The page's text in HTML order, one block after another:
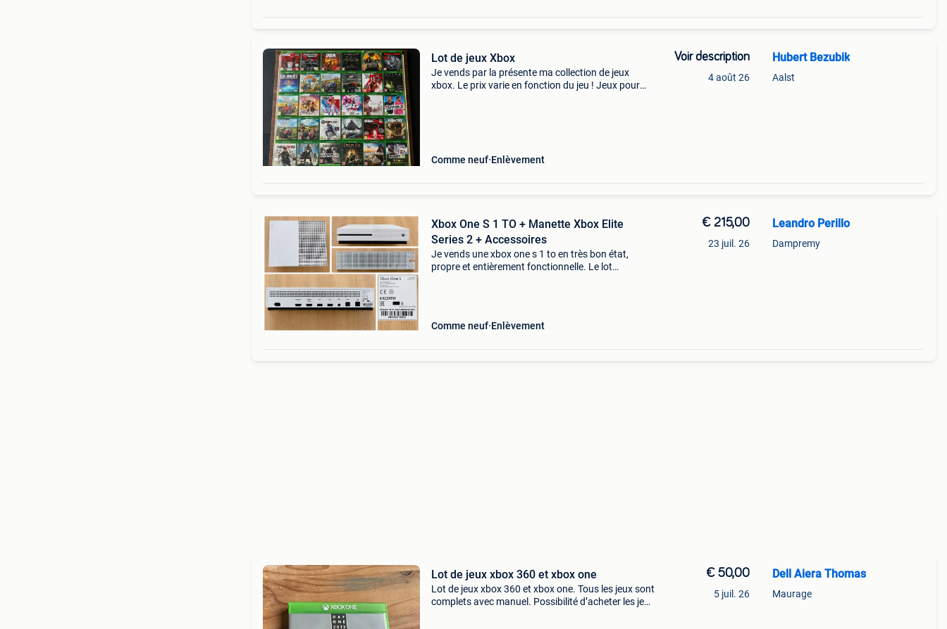
Lot de jeux Xbox
Je vends par la présente ma collection de jeux
xbox. Le prix varie en fonction du jeu ! Jeux pour
Comme neuf Enlèvement
Voir description
4 août 26
Hubert Bezubik
Aalst
Xbox One S 1 TO + Manette Xbox Elite
Series 2 + Accessoires
Je vends une xbox one s 1 to en très bon état,
propre et entièrement fonctionnelle. Le lot
Comme neuf Enlèvement
€ 215,00
23 juil. 26
Leandro Perillo
Dampremy
Lot de jeux xbox 360 et xbox one
Lot de jeux xbox 360 et xbox one. Tous les jeux sont
complets avec manuel. Possibilité d’acheter les jeux
€ 50,00
5 juil. 26
Dell Aiera Thomas
Maurage